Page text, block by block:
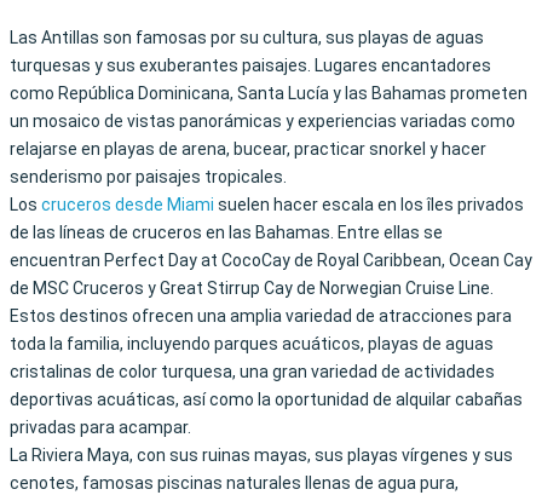
Las Antillas son famosas por su cultura, sus playas de aguas
turquesas y sus exuberantes paisajes. Lugares encantadores
como República Dominicana, Santa Lucía y las Bahamas prometen
un mosaico de vistas panorámicas y experiencias variadas como
relajarse en playas de arena, bucear, practicar snorkel y hacer
senderismo por paisajes tropicales.
Los cruceros desde Miami suelen hacer escala en los îles privados
de las líneas de cruceros en las Bahamas. Entre ellas se
encuentran Perfect Day at CocoCay de Royal Caribbean, Ocean Cay
de MSC Cruceros y Great Stirrup Cay de Norwegian Cruise Line.
Estos destinos ofrecen una amplia variedad de atracciones para
toda la familia, incluyendo parques acuáticos, playas de aguas
cristalinas de color turquesa, una gran variedad de actividades
deportivas acuáticas, así como la oportunidad de alquilar cabañas
privadas para acampar.
La Riviera Maya, con sus ruinas mayas, sus playas vírgenes y sus
cenotes, famosas piscinas naturales llenas de agua pura,